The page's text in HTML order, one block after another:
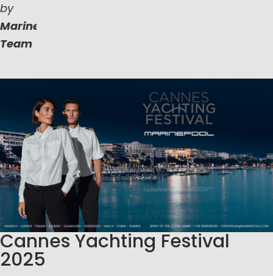
by
Marinepool
Team
Cannes Yachting Festival
2025